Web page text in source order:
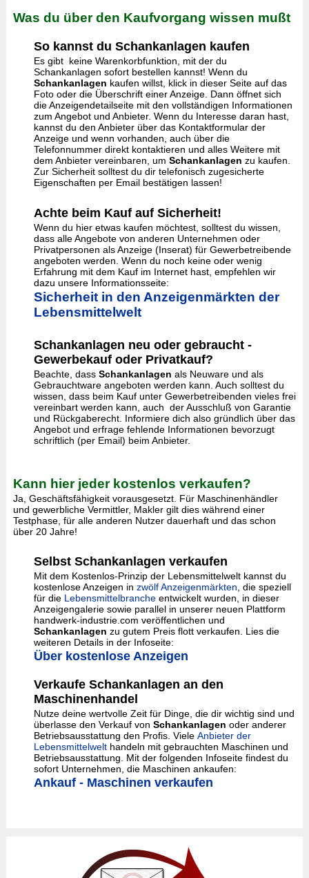
Was du über den Kaufvorgang wissen mußt
So kannst du Schankanlagen kaufen
Es gibt keine Warenkorbfunktion, mit der du
Schankanlagen sofort bestellen kannst! Wenn du
Schankanlagen kaufen willst, klick in dieser Seite auf das
Foto oder die Überschrift einer Anzeige. Dann öffnet sich
die Anzeigendetailseite mit den vollständigen Informationen
zum Angebot und Anbieter. Wenn du Interesse daran hast,
kannst du den Anbieter über das Kontaktformular der
Anzeige und wenn vorhanden, auch über die
Telefonnummer direkt kontaktieren und alles Weitere mit
dem Anbieter vereinbaren, um Schankanlagen zu kaufen.
Zur Sicherheit solltest du dir telefonisch zugesicherte
Eigenschaften per Email bestätigen lassen!
Achte beim Kauf auf Sicherheit!
Wenn du hier etwas kaufen möchtest, solltest du wissen,
dass alle Angebote von anderen Unternehmen oder
Privatpersonen als Anzeige (Inserat) für Gewerbetreibende
angeboten werden. Wenn du noch keine oder wenig
Erfahrung mit dem Kauf im Internet hast, empfehlen wir
dazu unsere Informationsseite:
Sicherheit in den Anzeigenmärkten der
Lebensmittelwelt
Schankanlagen neu oder gebraucht -
Gewerbekauf oder Privatkauf?
Beachte, dass Schankanlagen als Neuware und als
Gebrauchtware angeboten werden kann. Auch solltest du
wissen, dass beim Kauf unter Gewerbetreibenden vieles frei
vereinbart werden kann, auch der Ausschluß von Garantie
und Rückgaberecht. Informiere dich also gründlich über das
Angebot und erfrage fehlende Informationen bevorzugt
schriftlich (per Email) beim Anbieter.
Kann hier jeder kostenlos verkaufen?
Ja, Geschäftsfähigkeit vorausgesetzt. Für Maschinenhändler
und gewerbliche Vermittler, Makler gilt dies während einer
Testphase, für alle anderen Nutzer dauerhaft und das schon
über 20 Jahre!
Selbst Schankanlagen verkaufen
Mit dem Kostenlos-Prinzip der Lebensmittelwelt kannst du
kostenlose Anzeigen in zwölf Anzeigenmärkten , die speziell
für die Lebensmittelbrancheentwickelt wurden, in dieser
Anzeigengalerie sowie parallel in unserer neuen Plattform
handwerk-industrie.com veröffentlichen und
Schankanlagen zu gutem Preis flott verkaufen. Lies die
weiteren Details in der Infoseite:
Über kostenlose Anzeigen
Verkaufe Schankanlagen an den
Maschinenhandel
Nutze deine wertvolle Zeit für Dinge, die dir wichtig sind und
überlasse den Verkauf von Schankanlagen oder anderer
Betriebsausstattung den Profis. Viele Anbieter der
Lebensmittelwelthandeln mit gebrauchten Maschinen und
Betriebsausstattung. Mit der folgenden Infoseite findest du
sofort Unternehmen, die Maschinen ankaufen:
Ankauf - Maschinen verkaufen